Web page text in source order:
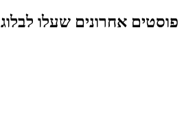
פוסטים אחרונים שעלו לבלוג